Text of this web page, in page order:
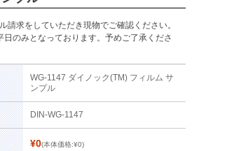
求をしていただき現物でご確認ください。
のみとなっております。予めご了承くださ
WG-1147 ダイノック(TM) フィルム サ
ンプル
DIN-WG-1147
¥0(本体価格:¥0)